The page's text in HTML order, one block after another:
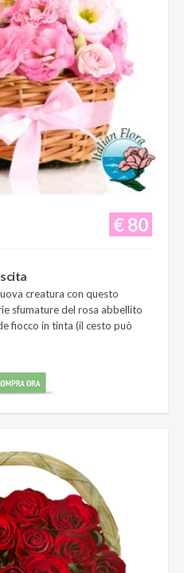
€ 80
creatura con questo
sfumature del rosa abbellito
fiocco in tinta (il cesto può